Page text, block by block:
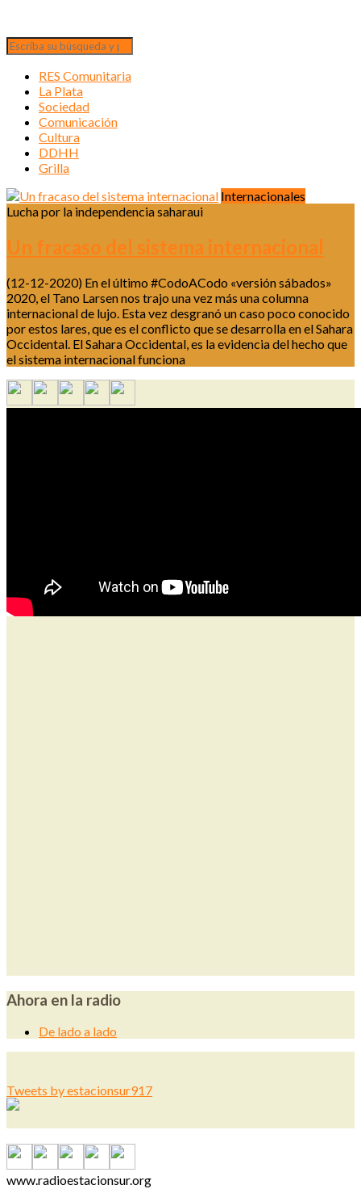
RES Comunitaria
La Plata
Sociedad
Comunicación
Cultura
DDHH
Grilla
Internacionales
Lucha por la independencia saharaui
Un fracaso del sistema internacional
(12-12-2020) En el último #CodoACodo «versión sábados»
2020, el Tano Larsen nos trajo una vez más una columna
internacional de lujo. Esta vez desgranó un caso poco conocido
por estos lares, que es el conflicto que se desarrolla en el Sahara
Occidental. El Sahara Occidental, es la evidencia del hecho que
el sistema internacional funciona
Ahora en la radio
De lado a lado
Tweets by estacionsur917
www.radioestacionsur.org